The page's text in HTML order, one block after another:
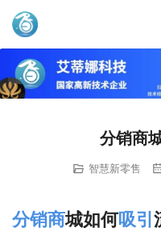
艾蒂娜科技
分销商
智慧新零售
分销商城如何吸引